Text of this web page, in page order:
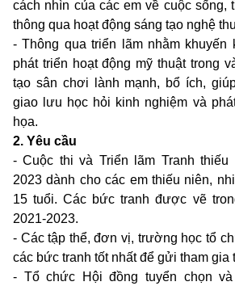
cách nhìn của các em về cuộc sống,
thông qua hoạt động sáng tạo nghệ
- Thông qua triển lãm nhằm khuyến
phát triển hoạt động mỹ thuật trong
tạo sân chơi lành mạnh, bổ ích,
giao lưu học hỏi kinh nghiệm và
họa.
2. Yêu cầu
- Cuộc thi và Triển lãm Tranh thiếu
2023 dành cho các em thiếu niên,
15 tuổi. Các bức tranh được vẽ
2021-2023.
- Các tập thể, đơn vị, trường học tổ
các bức tranh tốt nhất để gửi tham gia
- Tổ chức Hội đồng tuyển chọn